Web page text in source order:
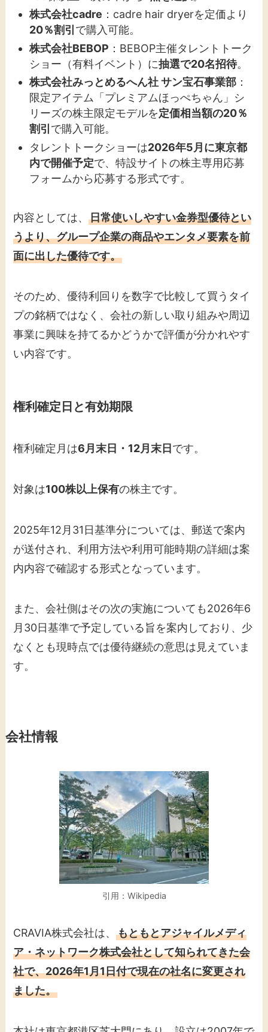
株式会社cadre ：cadre hair dryerを定価より
20％割引 で購入可能。
株式会社BEBOP ：BEBOP主催タレントトーク
ショー（有料イベント）に抽選で20名招待。
株式会社みっとめるへん社 サン宝石事業部 ：
限定アイテム「プレミアムほっぺちゃん」シ
リーズの株主限定モデルを定価相当額の20％
割引 で購入可能。
タレントトークショーは2026年5月に東京都
内で開催予定で、特設サイトの株主専用応募
フォームから応募する形式です。
内容としては、日常使いしやすい金券型優待とい
うより、グループ企業の商品やエンタメ要素を前
面に出した優待です。
そのため、優待利回りを数字で比較して買うタイ
プの銘柄ではなく、会社の新しい取り組みや周辺
事業に興味を持てるかどうかで評価が分かれやす
い内容です。
権利確定日と有効期限
権利確定月は6月末日・12月末日 です。
対象は100株以上保有の株主です。
2025年12月31日基準分については、郵送で案内
が送付され、利用方法や利用可能時期の詳細は案
内内容で確認する形式となっています。
また、会社側はその次の実施についても2026年6
月30日基準で予定している旨を案内しており、少
なくとも現時点では優待継続の意思は見えていま
す。
会社情報
引用：Wikipedia
CRAVIA株式会社は、もともとアジャイルメディ
ア・ネットワーク株式会社として知られてきた会
社で、2026年1月1日付で現在の社名に変更され
ました。